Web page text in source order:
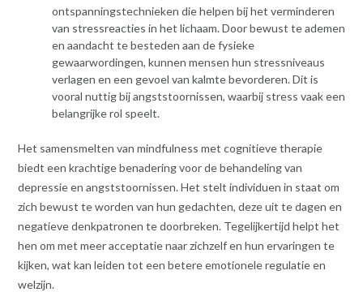
ontspanningstechnieken die helpen bij het verminderen
van stressreacties in het lichaam. Door bewust te ademen
en aandacht te besteden aan de fysieke
gewaarwordingen, kunnen mensen hun stressniveaus
verlagen en een gevoel van kalmte bevorderen. Dit is
vooral nuttig bij angststoornissen, waarbij stress vaak een
belangrijke rol speelt.
Het samensmelten van mindfulness met cognitieve therapie
biedt een krachtige benadering voor de behandeling van
depressie en angststoornissen. Het stelt individuen in staat om
zich bewust te worden van hun gedachten, deze uit te dagen en
negatieve denkpatronen te doorbreken. Tegelijkertijd helpt het
hen om met meer acceptatie naar zichzelf en hun ervaringen te
kijken, wat kan leiden tot een betere emotionele regulatie en
welzijn.